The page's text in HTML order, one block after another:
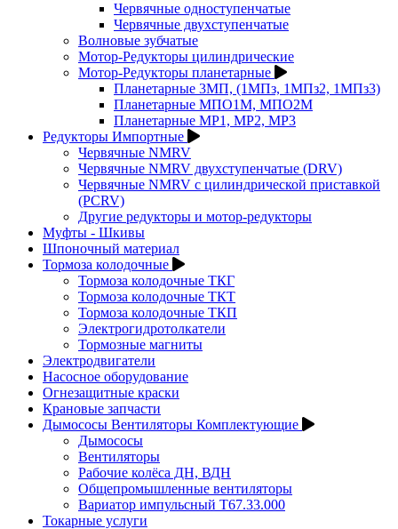
Червячные одноступенчатые
Червячные двухступенчатые
Волновые зубчатые
Мотор-Редукторы цилиндрические
Мотор-Редукторы планетарные
Планетарные 3МП, (1МПз, 1МПз2, 1МПз3)
Планетарные МПО1М, МПО2М
Планетарные МР1, МР2, МР3
Редукторы Импортные
Червячные NMRV
Червячные NMRV двухступенчатые (DRV)
Червячные NMRV с цилиндрической приставкой
(PCRV)
Другие редукторы и мотор-редукторы
Муфты - Шкивы
Шпоночный материал
Тормоза колодочные
Тормоза колодочные ТКГ
Тормоза колодочные ТКТ
Тормоза колодочные ТКП
Электрогидротолкатели
Тормозные магниты
Электродвигатели
Насосное оборудование
Огнезащитные краски
Крановые запчасти
Дымососы Вентиляторы Комплектующие
Дымососы
Вентиляторы
Рабочие колёса ДН, ВДН
Общепромышленные вентиляторы
Вариатор импульсный Т67.33.000
Токарные услуги